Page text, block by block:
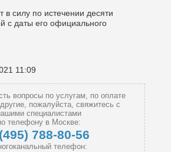
в силу по истечении десяти
с даты его официального
11:09
вопросы по услугам, по оплате
пожалуйста, свяжитесь с
специалистами
телефону в Москве:
788-80-56
телефон: